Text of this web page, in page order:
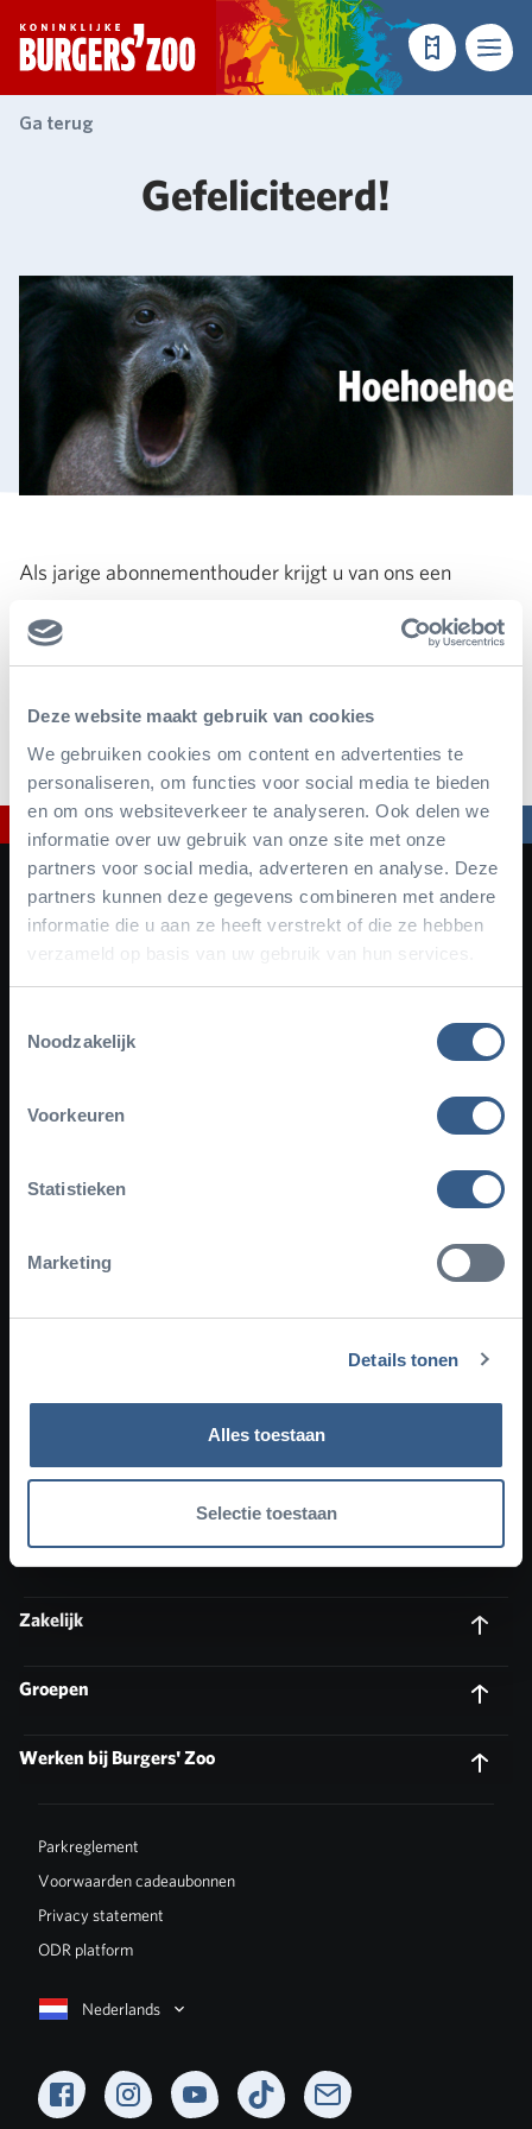
Deze website maakt gebruik van cookies
We gebruiken cookies om content en advertenties te
personaliseren, om functies voor social media te bieden
en om ons websiteverkeer te analyseren. Ook delen we
informatie over uw gebruik van onze site met onze
partners voor social media, adverteren en analyse. Deze
partners kunnen deze gegevens combineren met andere
informatie die u aan ze heeft verstrekt of die ze hebben
verzameld op basis van uw gebruik van hun services.
Noodzakelijk
Voorkeuren
Statistieken
Marketing
Details tonen
Alles toestaan
Selectie toestaan
- Homepagina
TicketsMenu
Ga terug
Gefeliciteerd!
Als jarige abonnementhouder krijgt u van ons een
cadeautje waarmee u op uw beurt weer familieleden of
vrienden kunt trakteren. Bij uw volgende bezoek aan
helft van de prijs meenemen!
Schrijf je in voor de nieuwsbrief
Ecodisplays
Onze dieren
Zakelijk
Groepen
Werken bij Burgers' Zoo
Nederlands
Parkreglement
Voorwaarden cadeaubonnen
Privacy statement
ODR platform
FacebookInstagramYouTubeTikTok Newsletter